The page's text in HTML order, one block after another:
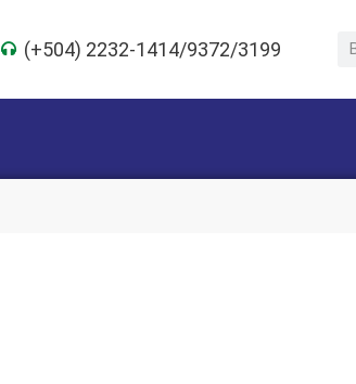
(+504) 2232-1414/9372/3199